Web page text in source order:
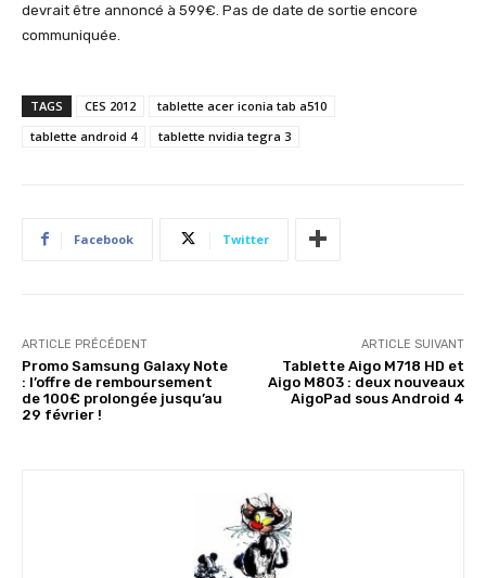
devrait être annoncé à 599€. Pas de date de sortie encore
communiquée.
TAGS CES 2012
tablette acer iconia tab a510
tablette android 4
tablette nvidia tegra 3
Facebook Twitter
ARTICLE PRÉCÉDENT
Promo Samsung Galaxy Note
: l’offre de remboursement
de 100€ prolongée jusqu’au
29 février !
ARTICLE SUIVANT
Tablette Aigo M718 HD et
Aigo M803 : deux nouveaux
AigoPad sous Android 4